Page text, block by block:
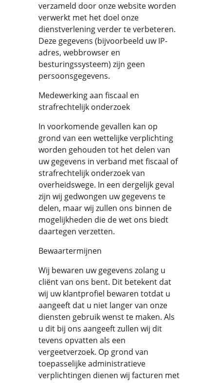
verzameld door onze website worden
verwerkt met het doel onze
dienstverlening verder te verbeteren.
Deze gegevens (bijvoorbeeld uw IP-
adres, webbrowser en
besturingssysteem) zijn geen
persoonsgegevens.
Medewerking aan fiscaal en
strafrechtelijk onderzoek
In voorkomende gevallen kan op
grond van een wettelijke verplichting
worden gehouden tot het delen van
uw gegevens in verband met fiscaal of
strafrechtelijk onderzoek van
overheidswege. In een dergelijk geval
zijn wij gedwongen uw gegevens te
delen, maar wij zullen ons binnen de
mogelijkheden die de wet ons biedt
daartegen verzetten.
Bewaartermijnen
Wij bewaren uw gegevens zolang u
cliënt van ons bent. Dit betekent dat
wij uw klantprofiel bewaren totdat u
aangeeft dat u niet langer van onze
diensten gebruik wenst te maken. Als
u dit bij ons aangeeft zullen wij dit
tevens opvatten als een
vergeetverzoek. Op grond van
toepasselijke administratieve
verplichtingen dienen wij facturen met